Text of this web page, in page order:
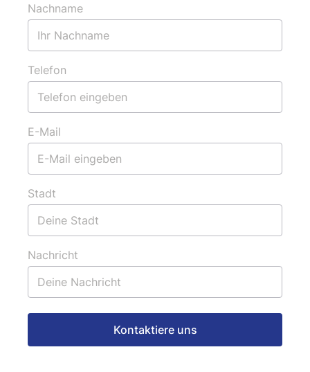
Nachname
Telefon
E-Mail
Stadt
Nachricht
Kontaktiere uns